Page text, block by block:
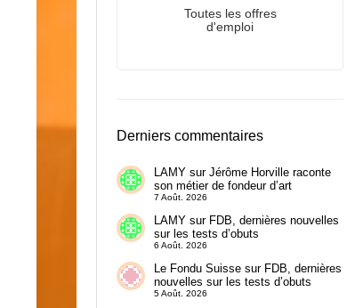
Toutes les offres
d'emploi
Derniers commentaires
LAMYsur Jérôme Horville raconte
son métier de fondeur d’art
7 Août. 2026
LAMYsur FDB, dernières nouvelles
sur les tests d’obuts
6 Août. 2026
Le Fondu Suissesur FDB, dernières
nouvelles sur les tests d’obuts
5 Août. 2026